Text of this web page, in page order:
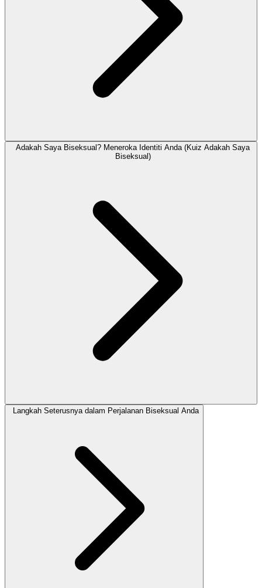
Adakah Saya Biseksual? Meneroka Identiti Anda (Kuiz Adakah Saya
Biseksual)
Langkah Seterusnya dalam Perjalanan Biseksual Anda